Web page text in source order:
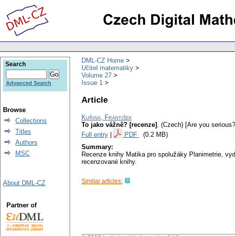
DML-CZ Home
Učitel matematiky
Volume 27
Issue 1
Article
Kuřina, František
To jako vážně? [recenze] . (Czech) [Are you
Full entry
PDF (0.2 MB)
Summary:
Recenze knihy Matika pro spolužáky Planimetrie,
recenzované knihy.
Similar articles:
Search
Advanced Search
Browse
Collections
Titles
Authors
MSC
About DML-CZ
Partner of